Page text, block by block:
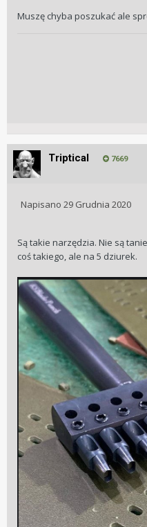
Muszę chyba poszukać ale
Triptical 7669
Napisano 29 Grudnia 2020
Są takie narzędzia. Nie są
coś takiego, ale na 5 dziurek.